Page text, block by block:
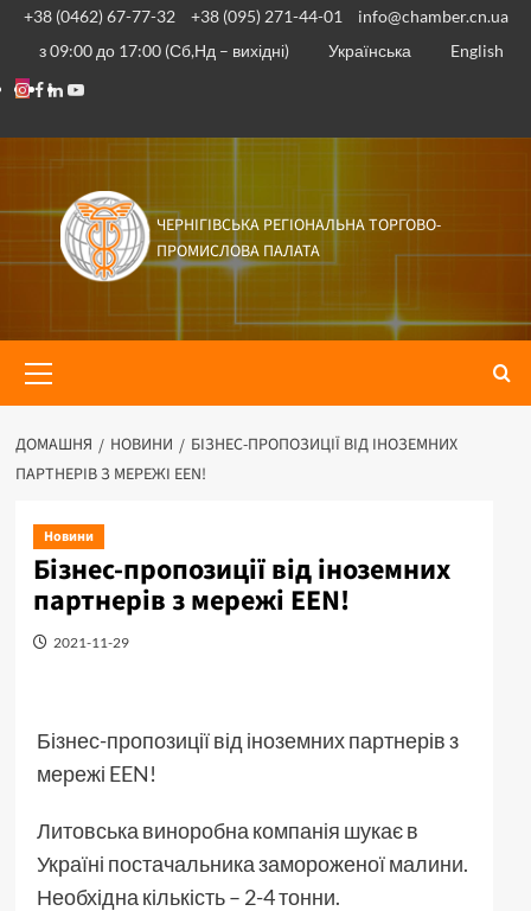
Перейти
вмісту
+38 (0462) 67-77-32 +38 (095) 271-44-01
info@chamber.cn.ua
з 09:00 до 17:00 (Сб,Нд – вихідні)
Українська
English
Instagram
Facebook
Linkedin
Youtube
ЧЕРНІГІВСЬКА РЕГІОНАЛЬНА ТОРГОВО-
ПРОМИСЛОВА ПАЛАТА
меню
ДОМАШНЯ НОВИНИ
БІЗНЕС-ПРОПОЗИЦІЇ ВІД ІНОЗЕМНИХ
ПАРТНЕРІВ З МЕРЕЖІ EEN!
Новини
Бізнес-пропозиції від іноземних
партнерів з мережі EEN!
2021-11-29
Бізнес-пропозиції від іноземних партнерів з
мережі EEN!
Литовська виноробна компанія шукає в
Україні постачальника замороженої малини.
Необхідна кількість – 2-4 тонни.